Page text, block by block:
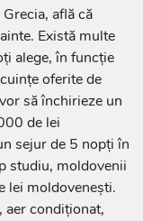
află că
Există multe
alege, în funcție
oferite de
să închirieze un
de lei
sejur de 5 nopți în
studiu, moldovenii
lei moldovenești.
aer condiționat,